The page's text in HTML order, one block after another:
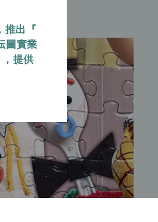
推出『
圖實業
提供